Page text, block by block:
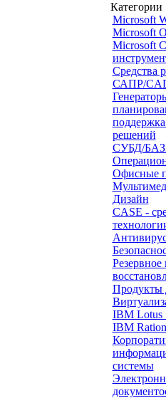
Категории
Microsoft
Microsoft
Microsoft
Средства
САПР/
решений
СУБД/
Офисные
Дизайн
CASE -
Продукты
IBM Lotus
IBM
системы